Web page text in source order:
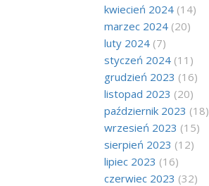
kwiecień 2024(14)
marzec 2024(20)
luty 2024(7)
styczeń 2024(11)
grudzień 2023 (16)
listopad 2023 (20)
październik 2023 (18)
wrzesień 2023 (15)
sierpień 2023 (12)
lipiec 2023 (16)
czerwiec 2023 (32)